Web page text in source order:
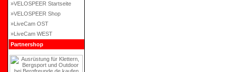
»VELOSPEER Startseite
»VELOSPEER Shop
»LiveCam OST
»LiveCam WEST
Partnershop